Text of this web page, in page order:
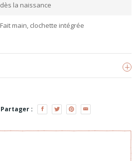
dès la naissance
Fait main, clochette intégrée
Voir les produits
Partager :